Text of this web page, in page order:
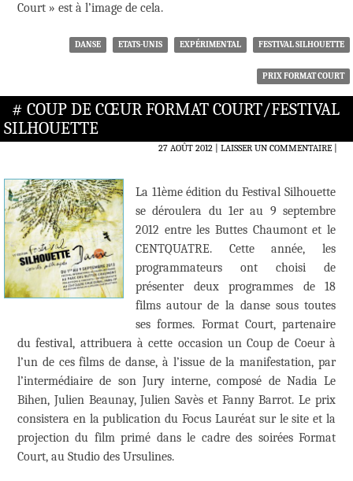
Court » est à l’image de cela.
DANSE ETATS-UNIS EXPÉRIMENTAL FESTIVAL SILHOUETTE
PRIX FORMAT COURT
# COUP DE CŒUR FORMAT COURT/FESTIVAL
SILHOUETTE
27 AOÛT 2012 LAISSER UN COMMENTAIRE|
La 11ème édition du Festival Silhouette
se déroulera du 1er au 9 septembre
2012 entre les Buttes Chaumont et le
CENTQUATRE. Cette année, les
programmateurs ont choisi de
présenter deux programmes de 18
films autour de la danse sous toutes
ses formes. Format Court, partenaire
du festival, attribuera à cette occasion un Coup de Coeur à
l’un de ces films de danse, à l’issue de la manifestation, par
l’intermédiaire de son Jury interne, composé de Nadia Le
Bihen, Julien Beaunay, Julien Savès et Fanny Barrot. Le prix
consistera en la publication du Focus Lauréat sur le site et la
projection du film primé dans le cadre des soirées Format
Court, au Studio des Ursulines.